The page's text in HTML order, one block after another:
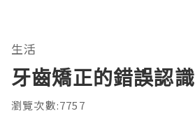
生活
牙齒矯正的錯誤認識
瀏覽次數:7757